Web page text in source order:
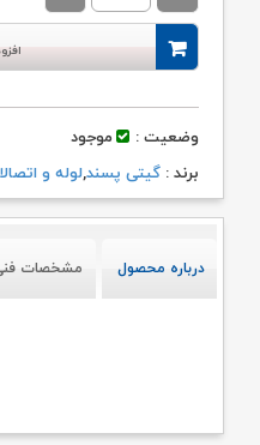
وضعیت :
موجود
برند : گیتی پسند,لوله و
درباره محصول مشخصات